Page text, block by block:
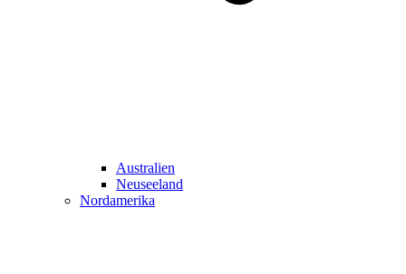
Australien
Neuseeland
Nordamerika